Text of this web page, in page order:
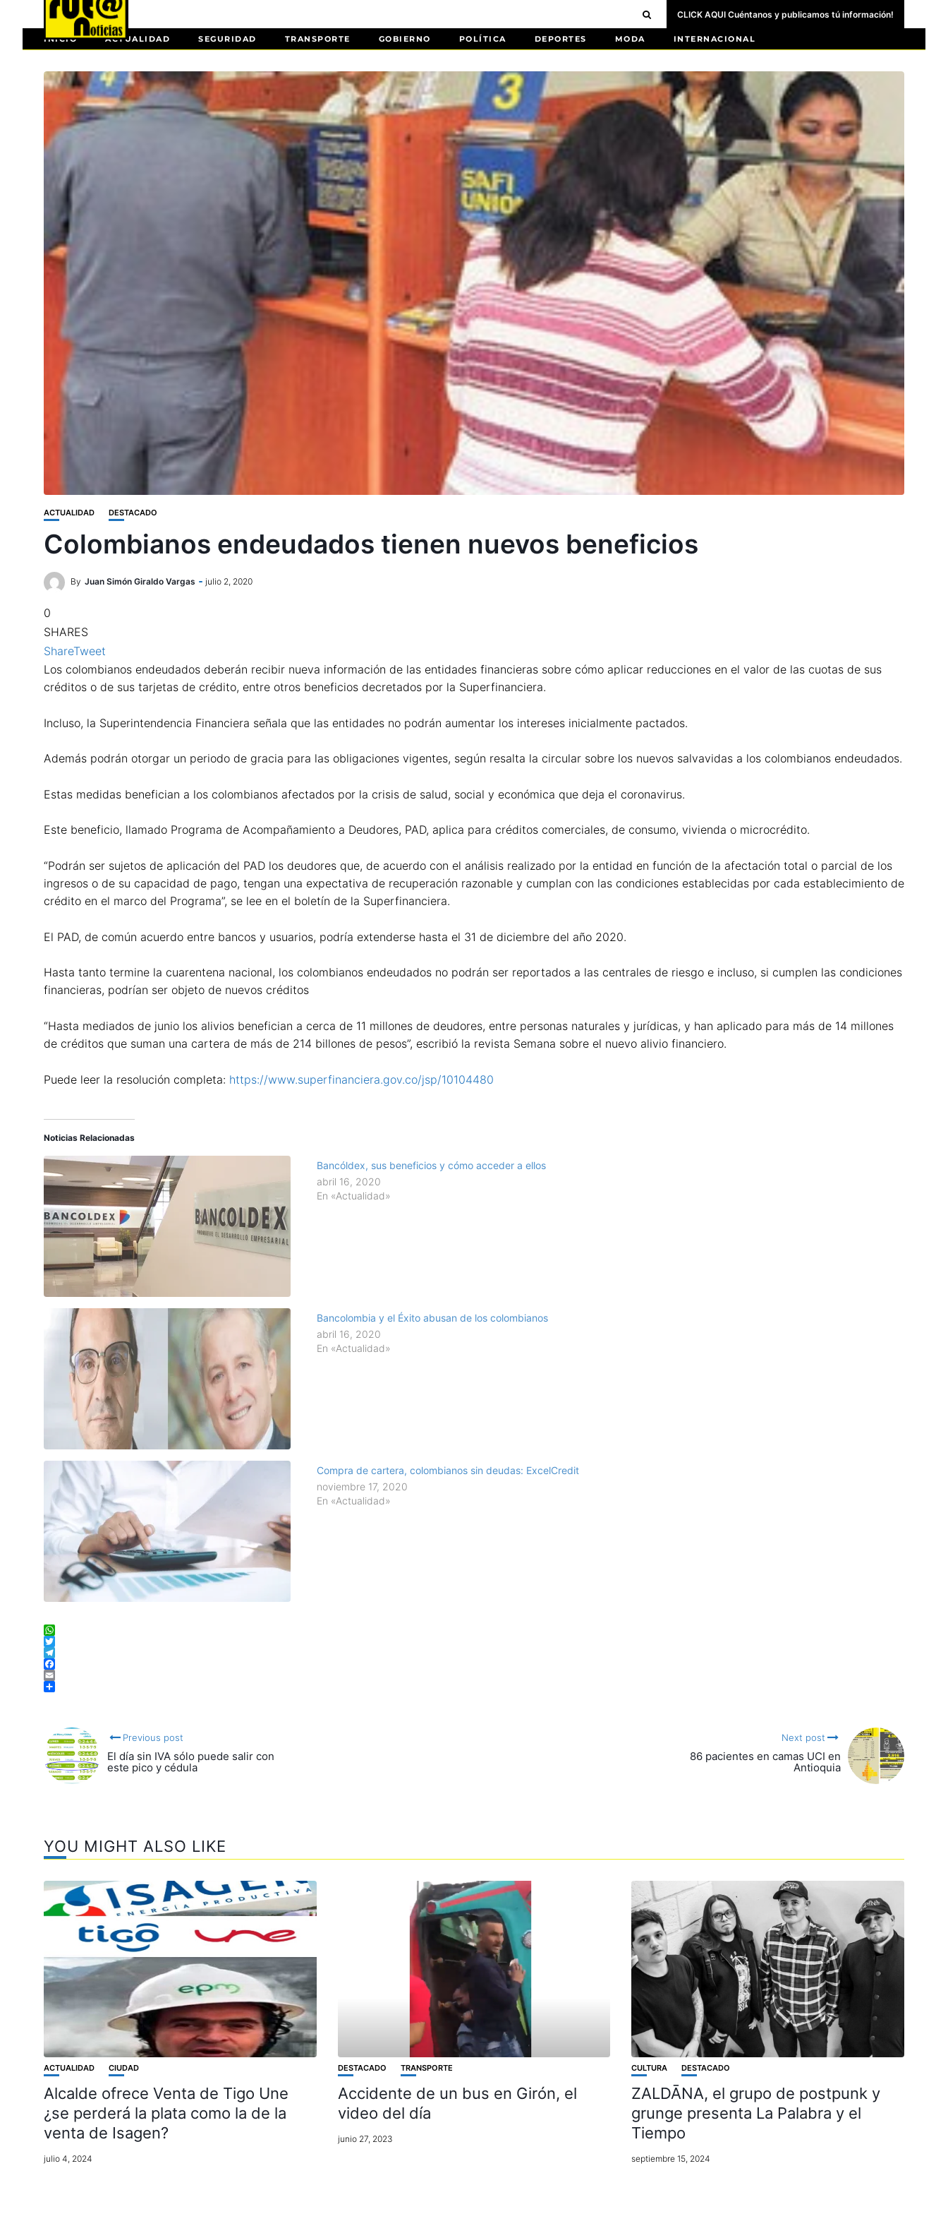
CLICK AQUI Cuéntanos y publicamos tú información!
INICIO ACTUALIDAD SEGURIDAD TRANSPORTE GOBIERNO POLÍTICA DEPORTES MODA INTERNACIONAL
ACTUALIDAD DESTACADO
Colombianos endeudados tienen nuevos beneficios
By Juan Simón Giraldo Vargas julio 2, 2020
0
SHARES
ShareTweet
Los colombianos endeudados deberán recibir nueva información de las entidades financieras sobre cómo aplicar reducciones en el valor de las cuotas de sus
créditos o de sus tarjetas de crédito, entre otros beneficios decretados por la Superfinanciera.
Incluso, la Superintendencia Financiera señala que las entidades no podrán aumentar los intereses inicialmente pactados.
Además podrán otorgar un periodo de gracia para las obligaciones vigentes, según resalta la circular sobre los nuevos salvavidas a los colombianos endeudados.
Estas medidas benefician a los colombianos afectados por la crisis de salud, social y económica que deja el coronavirus.
Este beneficio, llamado Programa de Acompañamiento a Deudores, PAD, aplica para créditos comerciales, de consumo, vivienda o microcrédito.
“Podrán ser sujetos de aplicación del PAD los deudores que, de acuerdo con el análisis realizado por la entidad en función de la afectación total o parcial de los
ingresos o de su capacidad de pago, tengan una expectativa de recuperación razonable y cumplan con las condiciones establecidas por cada establecimiento de
crédito en el marco del Programa”, se lee en el boletín de la Superfinanciera.
El PAD, de común acuerdo entre bancos y usuarios, podría extenderse hasta el 31 de diciembre del año 2020.
Hasta tanto termine la cuarentena nacional, los colombianos endeudados no podrán ser reportados a las centrales de riesgo e incluso, si cumplen las condiciones
financieras, podrían ser objeto de nuevos créditos
“Hasta mediados de junio los alivios benefician a cerca de 11 millones de deudores, entre personas naturales y jurídicas, y han aplicado para más de 14 millones
de créditos que suman una cartera de más de 214 billones de pesos”, escribió la revista Semana sobre el nuevo alivio financiero.
Puede leer la resolución completa: https://www.superfinanciera.gov.co/jsp/10104480
Noticias Relacionadas
Bancóldex, sus beneficios y cómo acceder a ellos
abril 16, 2020
En «Actualidad»
Bancolombia y el Éxito abusan de los colombianos
abril 16, 2020
En «Actualidad»
Compra de cartera, colombianos sin deudas: ExcelCredit
noviembre 17, 2020
En «Actualidad»
WhatsApp
Twitter
Telegram
Facebook
Email
Previous post
El día sin IVA sólo puede salir con
este pico y cédula
Next post
86 pacientes en camas UCI en
Antioquia
YOU MIGHT ALSO LIKE
ACTUALIDAD CIUDAD
Alcalde ofrece Venta de Tigo Une
¿se perderá la plata como la de la
venta de Isagen?
julio 4, 2024
DESTACADO TRANSPORTE
Accidente de un bus en Girón, el
video del día
junio 27, 2023
CULTURA DESTACADO
ZALDĀNA, el grupo de postpunk y
grunge presenta La Palabra y el
Tiempo
septiembre 15, 2024